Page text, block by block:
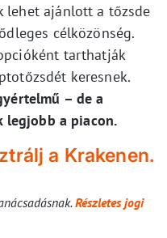
lehet ajánlott a tőzsde
célközönség.
tarthatják
keresnek.
– de a
legjobb a piacon.
a Krakenen.
Részletes jogi